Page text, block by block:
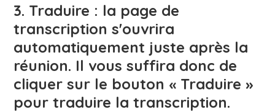
3. Traduire : la page de
transcription s'ouvrira
automatiquement juste après la
réunion. Il vous suffira donc de
cliquer sur le bouton « Traduire »
pour traduire la transcription.